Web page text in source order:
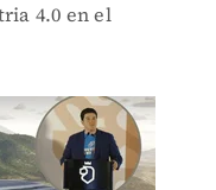
4.0 en el